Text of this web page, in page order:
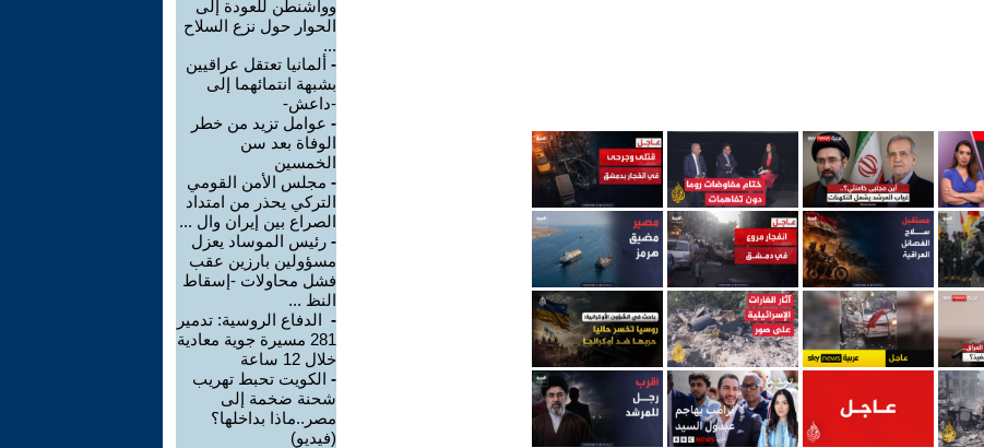
وواشنطن للعودة إلى
الحوار حول نزع السلاح
...
- ألمانيا تعتقل عراقيين
بشبهة انتمائهما إلى
-داعش-
- عوامل تزيد من خطر
الوفاة بعد سن
الخمسين
- مجلس الأمن القومي
التركي يحذر من امتداد
الصراع بين إيران وال ...
- رئيس الموساد يعزل
مسؤولين بارزين عقب
فشل محاولات -إسقاط
النظ ...
- الدفاع الروسية: تدمير
281 مسيرة جوية معادية
خلال 12 ساعة
- الكويت تحبط تهريب
شحنة ضخمة إلى
مصر..ماذا بداخلها؟
(فيديو)